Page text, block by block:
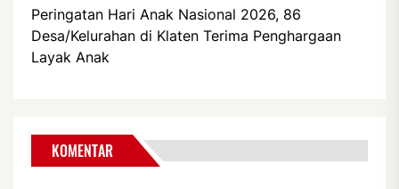
Peringatan Hari Anak Nasional 2026, 86
Desa/Kelurahan di Klaten Terima Penghargaan
Layak Anak
KOMENTAR